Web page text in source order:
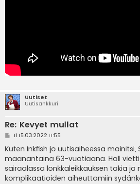
Uutiset
Uutisankkuri
Re: Kevyet mullat
V
e
s
t
i
Ti 15.03.2022 11:55
Kuten Inkfish jo uutisaiheessa
maanantaina 63-vuotiaana. Hall
sairaalassa lonkkaleikkauksen takia ja
komplikaatioiden aiheuttamiin